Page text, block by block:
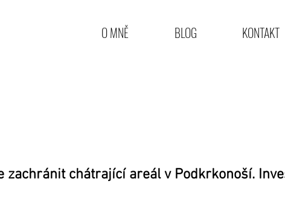
O MNĚ BLOG KONTAKT
zachránit chátrající areál v Podkrkonoší.